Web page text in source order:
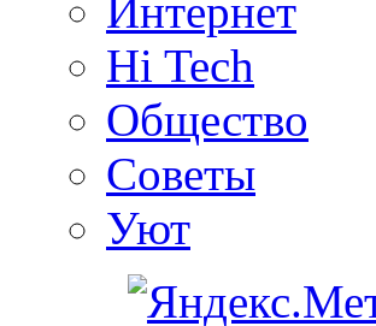
Интернет
Hi Tech
Общество
Советы
Уют